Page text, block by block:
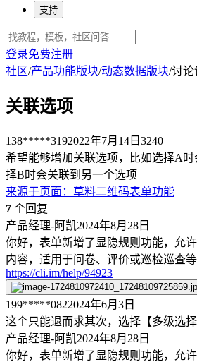
支持
登录免费注册
社区/产品功能版块/动态数据版块/讨论
关联选项
138*****3192022年7月14日 3240
希望能够增加关联选项，比如选择A
择B时会关联到另一个选项
来源于页面 ： 草料二维码表单功能
7 个回复
产品经理-阿凯2024年8月28日
你好，表单新增了显隐规则功能，允
内容，适用于问卷、评价或巡检巡查等
https://cli.im/help/94923
199*****0822024年6月3日
这个只能退而求其次，选择【多级选
产品经理-阿凯2024年8月28日
你好，表单新增了显隐规则功能，允